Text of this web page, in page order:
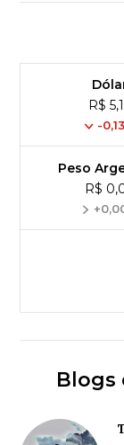
R$
-
Peso
R$
Blogs